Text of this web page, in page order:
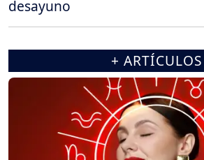
desayuno
+ ARTÍCULOS